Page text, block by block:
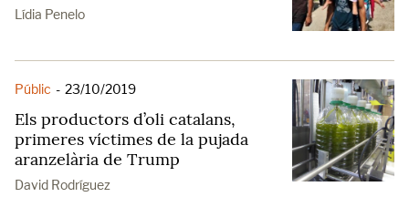
Lídia Penelo
Públic - 23/10/2019
Els productors d’oli catalans,
primeres víctimes de la pujada
aranzelària de Trump
David Rodríguez